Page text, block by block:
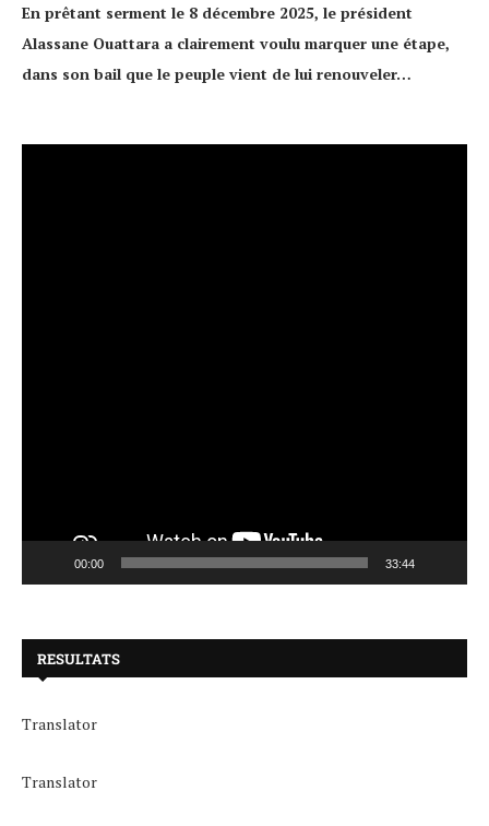
En prêtant serment le 8 décembre 2025, le président
Alassane Ouattara a clairement voulu marquer une étape,
dans son bail que le peuple vient de lui renouveler…
00:00 33:44
RESULTATS
Translator
Translator